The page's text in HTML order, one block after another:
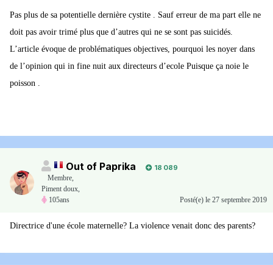
Pas plus de sa potentielle dernière cystite . Sauf erreur de ma part elle ne
doit pas avoir trimé plus que d’autres qui ne se sont pas suicidés.
L’article évoque de problématiques objectives, pourquoi les noyer dans
de l’opinion qui in fine nuit aux directeurs d’ecole Puisque ça noie le
poisson .
Out of Paprika
18 089
Membre,
Piment doux,
105ans
Posté(e) le 27 septembre 2019
Directrice d'une école maternelle? La violence venait donc des parents?